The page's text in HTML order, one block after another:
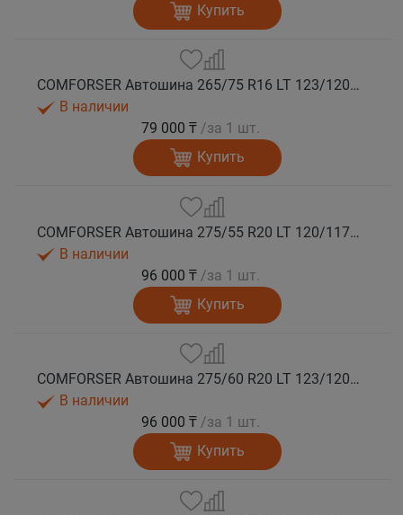
Купить
COMFORSER Автошина 265/75 R16 LT 123/120Q CF9000 R/T RWL 10PR лето
В наличии
79 000 ₸ /за 1 шт.
Купить
COMFORSER Автошина 275/55 R20 LT 120/117Q CF9000 R/T RWL 10PR лето
В наличии
96 000 ₸ /за 1 шт.
Купить
COMFORSER Автошина 275/60 R20 LT 123/120Q CF9000 R/T RWL 10PR лето
В наличии
96 000 ₸ /за 1 шт.
Купить